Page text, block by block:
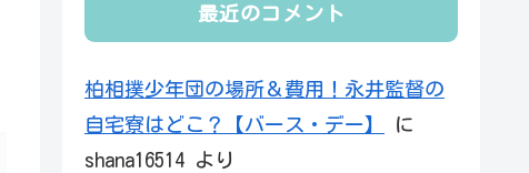
最近のコメント
柏相撲少年団の場所＆費用！永井監督の
自宅寮はどこ？【バース・デー】
に
shana16514 より